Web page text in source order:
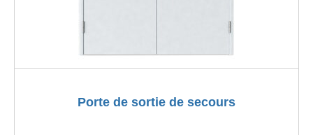
Porte de sortie de secours